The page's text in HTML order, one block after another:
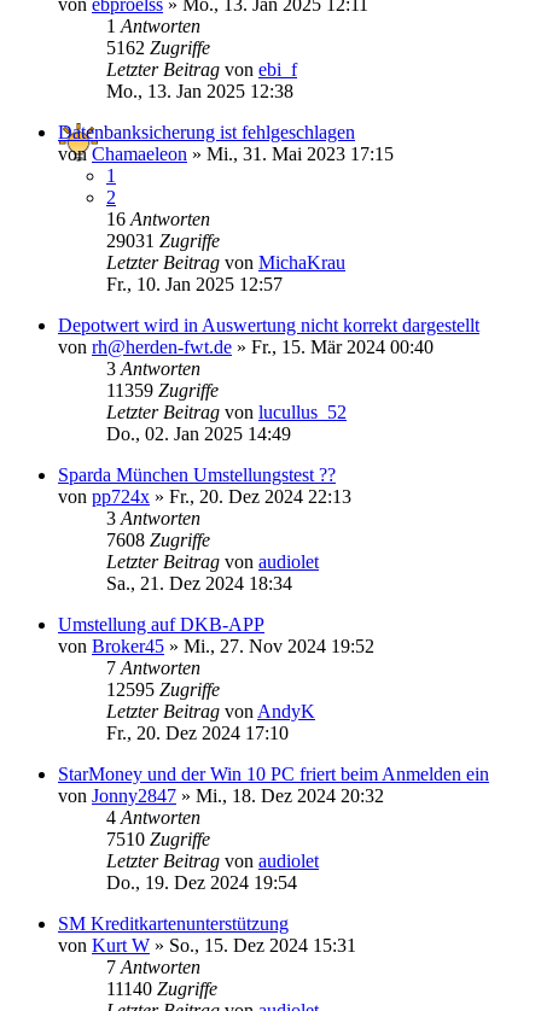
1 Antworten
5162 Zugriffe
Letzter Beitrag von ebi_f
Mo., 13. Jan 2025 12:38
Datenbanksicherung ist fehlgeschlagen
vonChamaeleon » Mi., 31. Mai 2023 17:15
1
2
16 Antworten
29031 Zugriffe
Letzter Beitrag von MichaKrau
Fr., 10. Jan 2025 12:57
Depotwert wird in Auswertung nicht korrekt dargestellt
von rh@herden-fwt.de » Fr., 15. Mär 2024 00:40
3 Antworten
11359 Zugriffe
Letzter Beitrag von lucullus_52
Do., 02. Jan 2025 14:49
Sparda München Umstellungstest ??
von pp724x » Fr., 20. Dez 2024 22:13
3 Antworten
7608 Zugriffe
Letzter Beitrag von audiolet
Sa., 21. Dez 2024 18:34
Umstellung auf DKB-APP
von Broker45 » Mi., 27. Nov 2024 19:52
7 Antworten
12595 Zugriffe
Letzter Beitrag von AndyK
Fr., 20. Dez 2024 17:10
StarMoney und der Win 10 PC friert beim Anmelden ein
von Jonny2847 » Mi., 18. Dez 2024 20:32
4 Antworten
7510 Zugriffe
Letzter Beitrag von audiolet
Do., 19. Dez 2024 19:54
SM Kreditkartenunterstützung
von Kurt W » So., 15. Dez 2024 15:31
7 Antworten
11140 Zugriffe